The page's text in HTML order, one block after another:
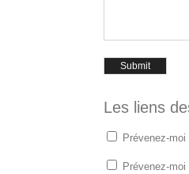
Les liens
Prévenez-
Prévenez-